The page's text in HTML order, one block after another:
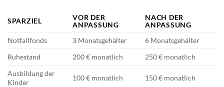
SPARZIEL
VOR DER
ANPASSUNG
NACH DER
ANPASSUNG
Notfallfonds
3 Monatsgehälter
6 Monatsgehälter
Ruhestand
200 € monatlich
250 € monatlich
Ausbildung der
Kinder
100 € monatlich 150 € monatlich